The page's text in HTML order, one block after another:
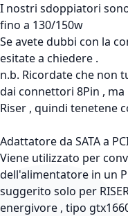
I nostri sdoppiatori
fino a 130/150w
Se avete dubbi con la
esitate a chiedere .
n.b. Ricordate che non
dai connettori 8Pin ,
Riser , quindi tenetene
Adattatore da SATA a
Viene utilizzato per
dell'alimentatore in un
suggerito solo per
energivore , tipo